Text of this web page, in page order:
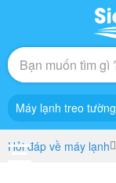
Máy lạnh treo tường
Hỏi đáp về máy lạnh